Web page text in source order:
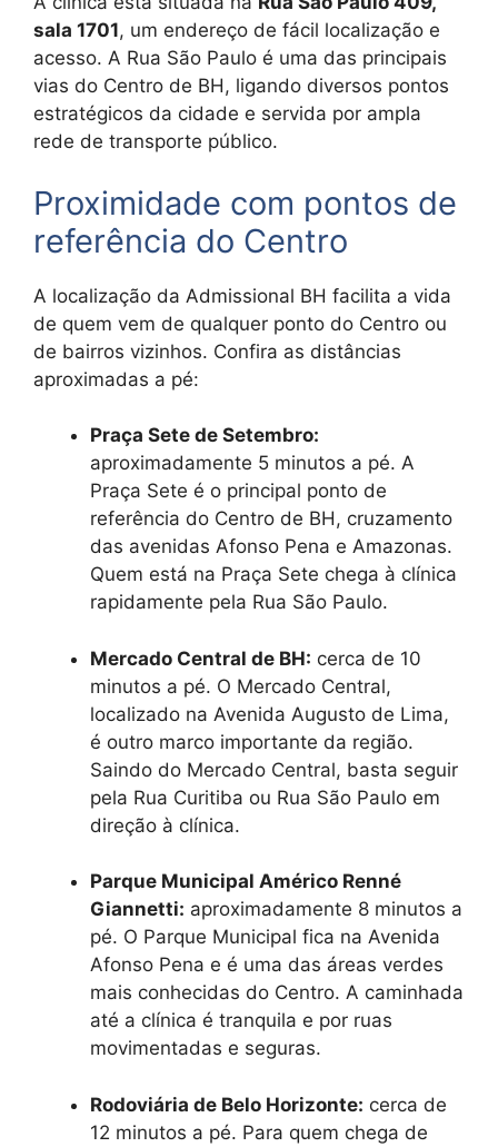
sala 1701, um endereço de fácil localização e
acesso. A Rua São Paulo é uma das principais
vias do Centro de BH, ligando diversos pontos
estratégicos da cidade e servida por ampla
rede de transporte público.
Proximidade com pontos de
referência do Centro
A localização da Admissional BH facilita a vida
de quem vem de qualquer ponto do Centro ou
de bairros vizinhos. Confira as distâncias
aproximadas a pé:
Praça Sete de Setembro:
aproximadamente 5 minutos a pé. A
Praça Sete é o principal ponto de
referência do Centro de BH, cruzamento
das avenidas Afonso Pena e Amazonas.
Quem está na Praça Sete chega à clínica
rapidamente pela Rua São Paulo.
Mercado Central de BH: cerca de 10
minutos a pé. O Mercado Central,
localizado na Avenida Augusto de Lima,
é outro marco importante da região.
Saindo do Mercado Central, basta seguir
pela Rua Curitiba ou Rua São Paulo em
direção à clínica.
Parque Municipal Américo Renné
Giannetti: aproximadamente 8 minutos a
pé. O Parque Municipal fica na Avenida
Afonso Pena e é uma das áreas verdes
mais conhecidas do Centro. A caminhada
até a clínica é tranquila e por ruas
movimentadas e seguras.
Rodoviária de Belo Horizonte: cerca de
12 minutos a pé. Para quem chega de